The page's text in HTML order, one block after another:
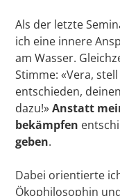
Als der letzte
ich eine innere
am Wasser.
Stimme: «Vera,
entschieden,
dazu!»Anstatt
bekämpfen
geben.
Dabei orientierte
Ökophilosophin